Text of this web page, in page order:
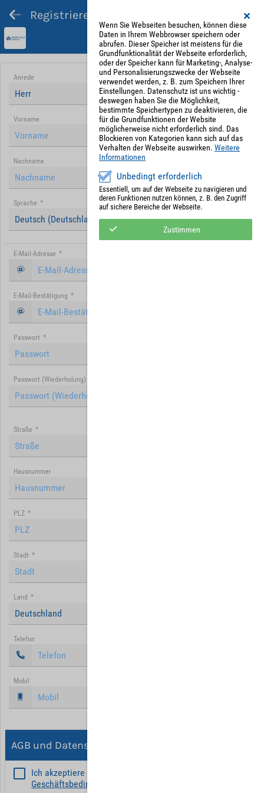
Registrieren und Angebot abgeben
Anrede
Herr
Vorname
Nachname
Sprache *
Deutsch (Deutschland)
E-Mail-Adresse *
E-Mail-Bestätigung *
Passwort *
Passwort (Wiederholung)
Straße *
Hausnummer
PLZ *
Stadt *
Land *
Deutschland
Telefon
Mobil
AGB und Datenschutz
Ich akzeptiere die
Geschäftsbedingungen
Wenn Sie Webseiten besuchen, können diese
Daten in Ihrem Webbrowser speichern oder
abrufen. Dieser Speicher ist meistens für die
Grundfunktionalität der Webseite erforderlich,
oder der Speicher kann für Marketing-, Analyse-
und Personalisierungszwecke der Webseite
verwendet werden, z. B. zum Speichern Ihrer
Einstellungen. Datenschutz ist uns wichtig -
deswegen haben Sie die Möglichkeit,
bestimmte Speichertypen zu deaktivieren, die
für die Grundfunktionen der Website
möglicherweise nicht erforderlich sind. Das
Blockieren von Kategorien kann sich auf das
Verhalten der Webseite auswirken. Weitere
Informationen
Unbedingt erforderlich
Essentiell, um auf der Webseite zu navigieren und
deren Funktionen nutzen können, z. B. den Zugriff
auf sichere Bereiche der Webseite.
Zustimmen